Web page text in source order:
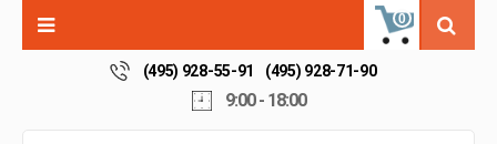
0
(495) 928-55-91 (495) 928-71-90
9:00 - 18:00